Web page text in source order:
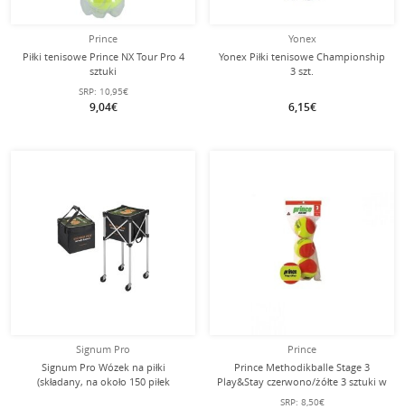
Prince
Piłki tenisowe Prince NX Tour Pro 4
sztuki
SRP: 10,95€
9,04€
Yonex
Yonex Piłki tenisowe Championship
3 szt.
6,15€
Signum Pro
Signum Pro Wózek na piłki
(składany, na około 150 piłek
Prince
Prince Methodikballe Stage 3
Play&Stay czerwono/żółte 3 sztuki w
woreczku
SRP: 8,50€